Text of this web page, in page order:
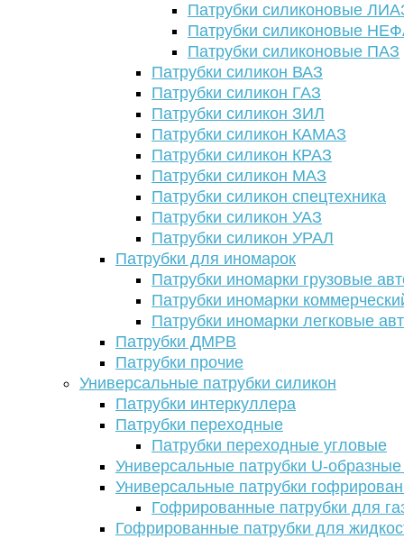
Патрубки силиконовые
Патрубки силиконовые
Патрубки силиконовые ПАЗ
Патрубки силикон ВАЗ
Патрубки силикон ГАЗ
Патрубки силикон ЗИЛ
Патрубки силикон КАМАЗ
Патрубки силикон КРАЗ
Патрубки силикон МАЗ
Патрубки силикон спецтехника
Патрубки силикон УАЗ
Патрубки силикон УРАЛ
Патрубки для иномарок
Патрубки иномарки грузовые
Патрубки иномарки
Патрубки иномарки легковые
Патрубки ДМРВ
Патрубки прочие
Универсальные патрубки силикон
Патрубки интеркуллера
Патрубки переходные
Патрубки переходные угловые
Универсальные патрубки U-
Универсальные патрубки
Гофрированные патрубки для
Гофрированные патрубки для